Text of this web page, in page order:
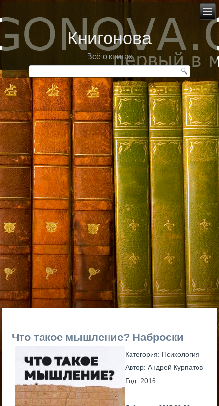
Книгонова
Всё о книгах
Что такое мышление? Наброски
Категория: Психология
Автор:Андрей Курпатов
Год: 2016